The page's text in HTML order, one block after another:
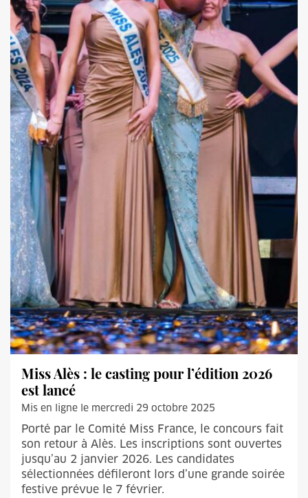
Miss Alès : le casting pour l’édition 2026
est lancé
Mis en ligne le mercredi 29 octobre 2025
Porté par le Comité Miss France, le concours fait
son retour à Alès. Les inscriptions sont ouvertes
jusqu’au 2 janvier 2026. Les candidates
sélectionnées défileront lors d’une grande soirée
festive prévue le 7 février.